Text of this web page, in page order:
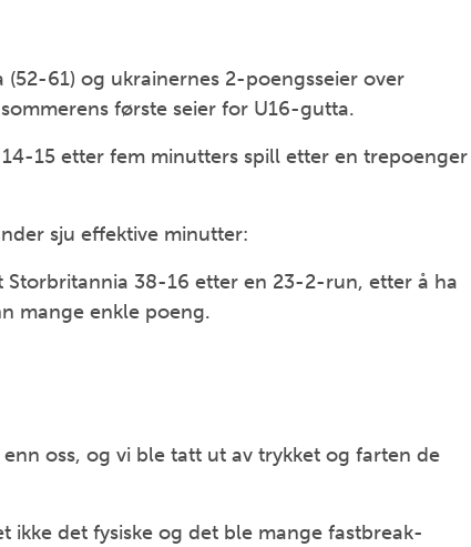
61) og ukrainernes 2-poengsseier over
første seier for U16-gutta.
15 etter fem minutters spill etter en trepoenger
sju effektive minutter:
38-16 etter en 23-2-run, etter å ha
mange enkle poeng.
oss, og vi ble tatt ut av trykket og farten de
ikke det fysiske og det ble mange fastbreak-